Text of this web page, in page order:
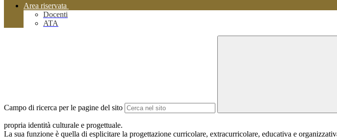
Area riservata
Docenti
ATA
Campo di ricerca per le pagine del sito
propria identità culturale e progettuale.
La sua funzione è quella di esplicitare la progettazione curricolare, extracurricolare, educativa e